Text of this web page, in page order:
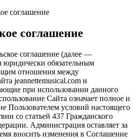
соглашение
соглашение
соглашение (далее —
юридически обязательным
отношения между
jeannettemusical.com и
при использовании данного
Сайта означает полное и
Пользователем условий настоящего
со статьей 437 Гражданского
Администрация оставляет за
вносить изменения в Соглашение